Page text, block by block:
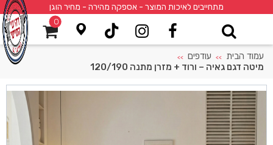
מתחייבים לאיכות המוצר - אספקה מהירה - מחיר הוגן
0
עמוד הבית >> עודפים >>
מיטה דגם גאיה – ורוד + מזרן מתנה 120/190